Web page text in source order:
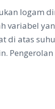
logam
di atas